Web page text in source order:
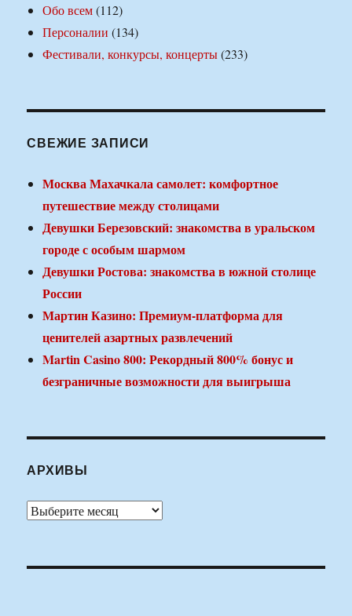
Обо всем(112)
Персоналии (134)
Фестивали, конкурсы, концерты(233)
СВЕЖИЕ ЗАПИСИ
Москва Махачкала самолет: комфортное
путешествие между столицами
Девушки Березовский: знакомства в уральском
городе с особым шармом
Девушки Ростова: знакомства в южной столице
России
Мартин Казино: Премиум-платформа для
ценителей азартных развлечений
Martin Casino 800: Рекордный 800% бонус и
безграничные возможности для выигрыша
АРХИВЫ
Архивы